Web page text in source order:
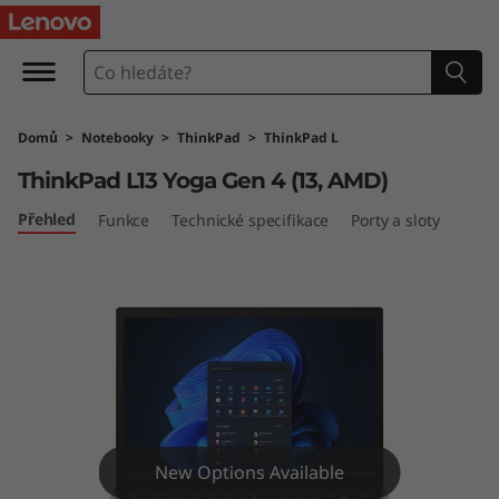
T
h
n
k
Domů > Notebooky > ThinkPad > ThinkPad L
ThinkPad L13 Yoga Gen 4 (13, AMD)
Přehled Funkce Technické specifikace Porty a sloty
New Options Available